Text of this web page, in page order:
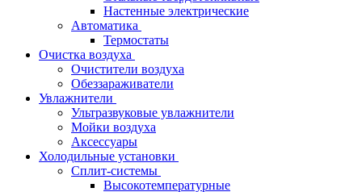
Настенные электрические
Автоматика
Термостаты
Очистка воздуха
Очистители воздуха
Обеззараживатели
Увлажнители
Ультразвуковые увлажнители
Мойки воздуха
Аксессуары
Холодильные установки
Сплит-системы
Высокотемпературные